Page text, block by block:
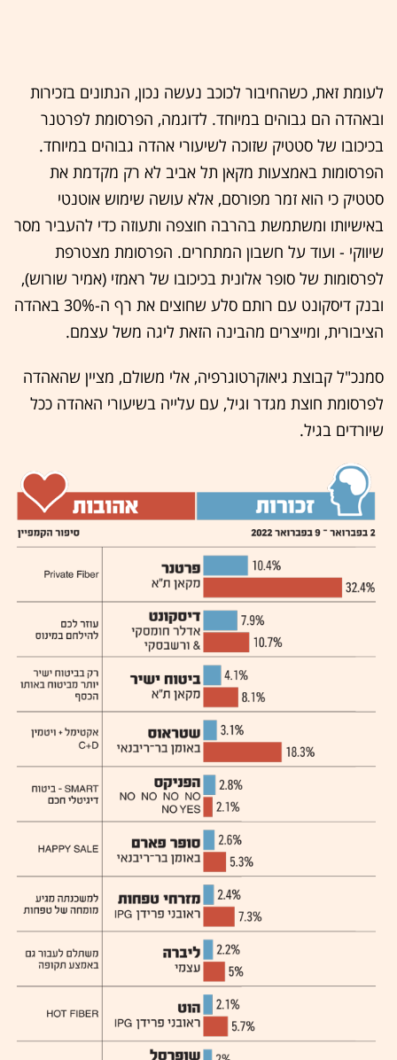
לעומת זאת, כשהחיבור לכוכב נעשה נכון, הנתונים בזכירות
ובאהדה הם גבוהים במיוחד. לדוגמה, הפרסומת לפרטנר
בכיכובו של סטטיק שזוכה לשיעורי אהדה גבוהים במיוחד.
הפרסומות באמצעות מקאן תל אביב לא רק מקדמת את
סטטיק כי הוא זמר מפורסם, אלא עושה שימוש אוטנטי
באישיותו ומשתמשת בהרבה חוצפה ותעוזה כדי להעביר מסר
שיווקי - ועוד על חשבון המתחרים. הפרסומת מצטרפת
לפרסומות של סופר אלונית בכיכובו של ראמזי (אמיר שורוש),
ובנק דיסקונט עם רותם סלע שחוצים את רף ה-30% באהדה
הציבורית, ומייצרים מהבינה הזאת ליגה משל עצמם.
סמנכ"ל קבוצת גיאוקרטוגרפיה, אלי משולם, מציין שהאהדה
לפרסומת חוצת מגדר וגיל, עם עלייה בשיעורי האהדה ככל
שיורדים בגיל.